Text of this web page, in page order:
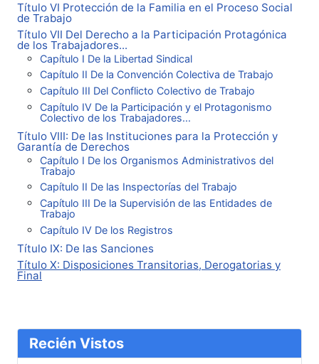
Título VI Protección de la Familia en el Proceso Social
de Trabajo
Título VII Del Derecho a la Participación Protagónica
de los Trabajadores...
Capítulo I De la Libertad Sindical
Capítulo II De la Convención Colectiva de Trabajo
Capítulo III Del Conflicto Colectivo de Trabajo
Capítulo IV De la Participación y el Protagonismo
Colectivo de los Trabajadores...
Título VIII: De las Instituciones para la Protección y
Garantía de Derechos
Capítulo I De los Organismos Administrativos del
Trabajo
Capítulo II De las Inspectorías del Trabajo
Capítulo III De la Supervisión de las Entidades de
Trabajo
Capítulo IV De los Registros
Título IX: De las Sanciones
Título X: Disposiciones Transitorias, Derogatorias y
Final
Recién Vistos